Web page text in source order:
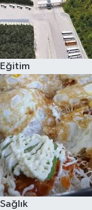
Eğitim
Sağlık